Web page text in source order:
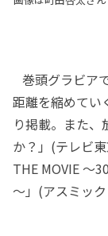
巻頭グラビア
距離を縮めてい
り掲載。また
か？」(テレビ
THE MOVIE ～
～」(アスミッ